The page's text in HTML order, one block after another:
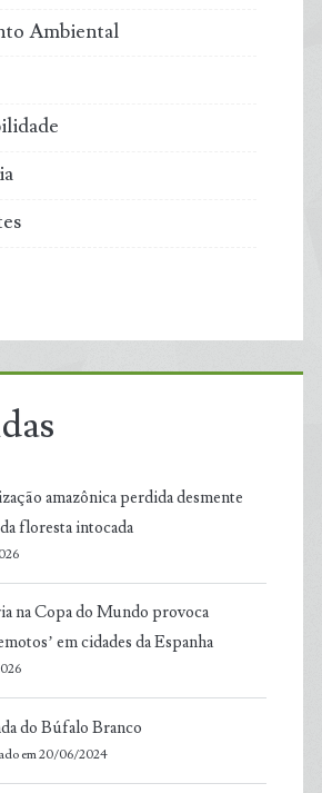
Ambiental
amazônica perdida desmente
floresta intocada
na Copa do Mundo provoca
em cidades da Espanha
do Búfalo Branco
em 20/06/2024